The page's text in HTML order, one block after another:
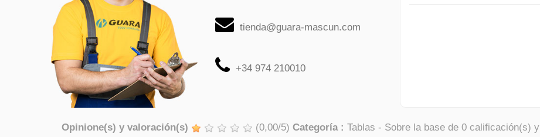
tienda@guara-mascun.com
+34 974 210010
Opinione(s) y valoración(s) (0,00/5) Categoría : Tablas - Sobre la base de 0 calificación(s) y